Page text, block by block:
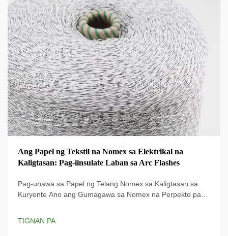
Ang Papel ng Tekstil na Nomex sa Elektrikal na
Kaligtasan: Pag-iinsulate Laban sa Arc Flashes
Pag-unawa sa Papel ng Telang Nomex sa Kaligtasan sa
Kuryente Ano ang Gumagawa sa Nomex na Perpekto para
TIGNAN PA